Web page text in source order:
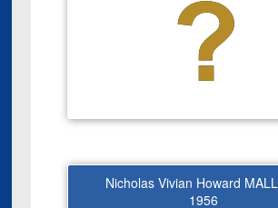
Nicholas Vivian Howard
1956